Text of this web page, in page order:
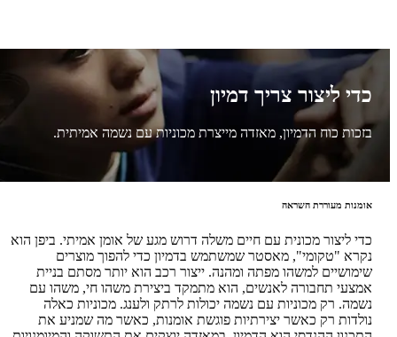
כדי ליצור צריך דמיון
בזכות כוח הדמיון, מאזדה מייצרת מכוניות עם נשמה אמיתית.
אומנות מעוררת השראה
כדי ליצור מכונית עם חיים משלה דרוש מגע של אומן אמיתי. ביפן הוא
נקרא "טקומי", מאסטר שמשתמש בדמיון כדי להפוך מוצרים
שימושיים למשהו מפתה ומהנה. ייצור רכב הוא יותר מסתם בניית
אמצעי תחבורה לאנשים, הוא מתמקד ביצירת משהו חי, משהו עם
נשמה. רק מכוניות עם נשמה יכולות לרתק ולענג. מכוניות כאלה
נולדות רק כאשר יצירתיות פוגשת אומנות, כאשר מה שמניע את